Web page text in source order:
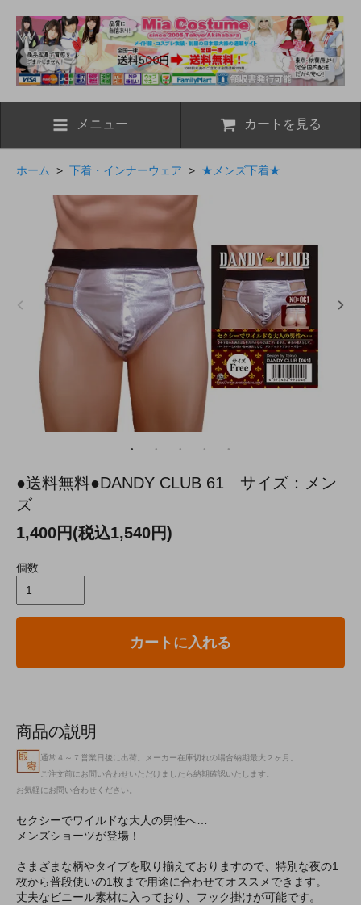
メニュー カートを見る
ホーム > 下着・インナーウェア > ★メンズ下着★
●送料無料●DANDY CLUB 61 サイズ：メン
ズ
1,400円(税込1,540円)
個数
カートに入れる
商品の説明
通常４～７営業日後に出荷。メーカー在庫切れの場合納期最大２ヶ月。
ご注文前にお問い合わせいただけましたら納期確認いたします。
お気軽にお問い合わせください。
セクシーでワイルドな大人の男性へ…
メンズショーツが登場！
さまざまな柄やタイプを取り揃えておりますので、特別な夜の1
枚から普段使いの1枚まで用途に合わせてオススメできます。
丈夫なビニール素材に入っており、フック掛けが可能です。